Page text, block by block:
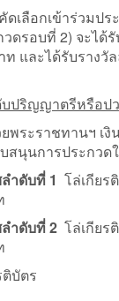
เลือกเข้าร่วมป
วดรอบที่ 2) จะได้
ท และได้รับรางวั
ปริญญาตรีหรือป
ระราชทานฯ เงิ
สนุนการประกวด
ลำดับที่ 1 โล่เกียร
ลำดับที่2 โล่เกียร
ติบัตร